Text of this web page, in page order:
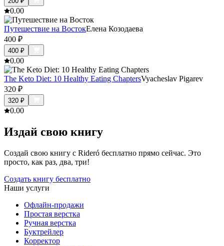
0.00
Путешествие на ВостокЕлена Козодаева
400 ₽
400 ₽
0.00
The Keto Diet: 10 Healthy Eating ChaptersVyacheslav Pigarev
320 ₽
320 ₽
0.00
Издай свою книгу
Создай свою книгу с Rideró бесплатно прямо сейчас. Это
просто, как раз, два, три!
Создать книгу бесплатно
Наши услуги
Офлайн-продажи
Простая верстка
Ручная верстка
Буктрейлер
Корректор